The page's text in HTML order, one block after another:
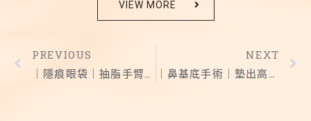
VIEW MORE
PREVIOUS
｜隱痕眼袋｜抽脂手臂+隱痕眼袋手術
NEXT
｜鼻基底手術｜墊出高級臉